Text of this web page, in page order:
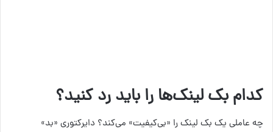
کدام بک لینک‌ها را باید رد کنید؟
چه عاملی یک بک لینک را «بی‌کیفیت» می‌کند؟ دایرکتوری «بد»